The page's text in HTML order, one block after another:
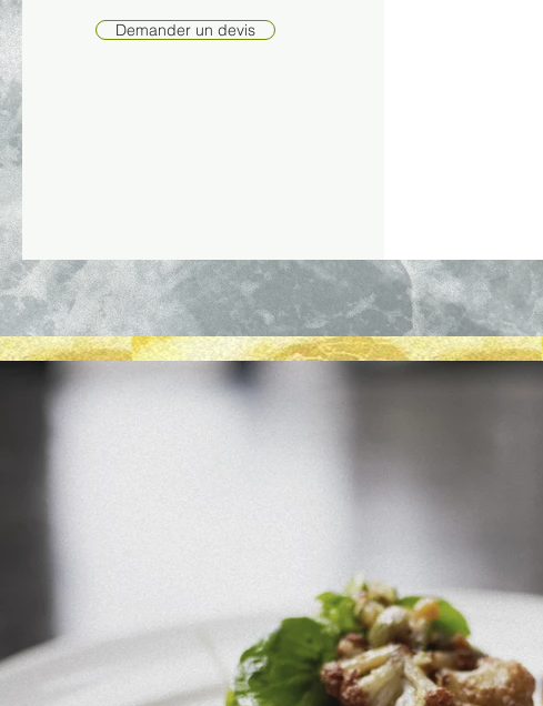
Demander un devis